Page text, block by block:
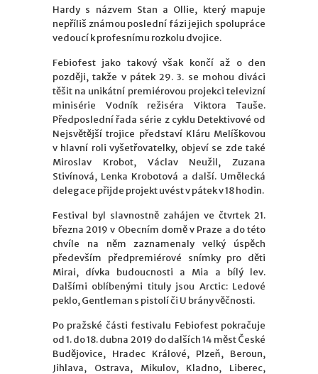
Hardy s názvem Stan a Ollie, který mapuje
nepříliš známou poslední fázi jejich spolupráce
vedoucí k profesnímu rozkolu dvojice.
Febiofest jako takový však končí až o den
později, takže v pátek 29. 3. se mohou diváci
těšit na unikátní premiérovou projekci televizní
minisérie Vodník režiséra Viktora Tauše.
Předposlední řada série z cyklu Detektivové od
Nejsvětější trojice představí Kláru Melíškovou
v hlavní roli vyšetřovatelky, objeví se zde také
Miroslav Krobot, Václav Neužil, Zuzana
Stivínová, Lenka Krobotová a další. Umělecká
delegace přijde projekt uvést v pátek v 18 hodin.
Festival byl slavnostně zahájen ve čtvrtek 21.
března 2019 v Obecním domě v Praze a do této
chvíle na něm zaznamenaly velký úspěch
především předpremiérové snímky pro děti
Mirai, dívka budoucnosti a Mia a bílý lev.
Dalšími oblíbenými tituly jsou Arctic: Ledové
peklo, Gentleman s pistolí či U brány věčnosti.
Po pražské části festivalu Febiofest pokračuje
od 1. do 18. dubna 2019 do dalších 14 měst České
Budějovice, Hradec Králové, Plzeň, Beroun,
Jihlava, Ostrava, Mikulov, Kladno, Liberec,